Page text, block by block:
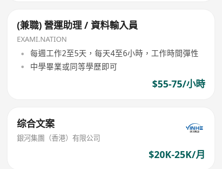
(兼職) 營運助理 / 資料輸入員
EXAMI.NATION
每週工作2至5天，每天4至6小時，工作時間彈性
中學畢業或同等學歷即可
$55-75/小時
综合文案
銀河集團（香港）有限公司
$20K-25K/月